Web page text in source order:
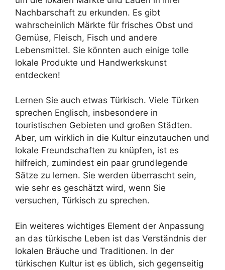
Nachbarschaft zu erkunden. Es gibt
wahrscheinlich Märkte für frisches Obst und
Gemüse, Fleisch, Fisch und andere
Lebensmittel. Sie könnten auch einige tolle
lokale Produkte und Handwerkskunst
entdecken!
Lernen Sie auch etwas Türkisch. Viele Türken
sprechen Englisch, insbesondere in
touristischen Gebieten und großen Städten.
Aber, um wirklich in die Kultur einzutauchen und
lokale Freundschaften zu knüpfen, ist es
hilfreich, zumindest ein paar grundlegende
Sätze zu lernen. Sie werden überrascht sein,
wie sehr es geschätzt wird, wenn Sie
versuchen, Türkisch zu sprechen.
Ein weiteres wichtiges Element der Anpassung
an das türkische Leben ist das Verständnis der
lokalen Bräuche und Traditionen. In der
türkischen Kultur ist es üblich, sich gegenseitig